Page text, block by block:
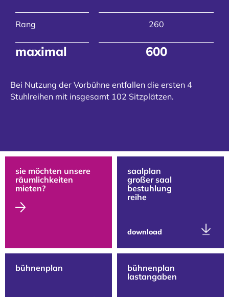
Rang
maximal
260
1.174
260
600
Bei Nutzung der Vorbühne entfallen die ersten 4
Stuhlreihen mit insgesamt 102 Sitzplätzen.
sie möchten unsere
räumlichkeiten
mieten?
saalplan
großer saal
bestuhlung
reihe
download
bühnenplan
bühnenplan
lastangaben